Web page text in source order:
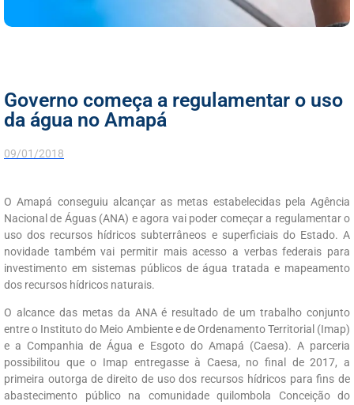
Governo começa a regulamentar o uso
da água no Amapá
09/01/2018
O Amapá conseguiu alcançar as metas estabelecidas pela Agência
Nacional de Águas (ANA) e agora vai poder começar a regulamentar o
uso dos recursos hídricos subterrâneos e superficiais do Estado. A
novidade também vai permitir mais acesso a verbas federais para
investimento em sistemas públicos de água tratada e mapeamento
dos recursos hídricos naturais.
O alcance das metas da ANA é resultado de um trabalho conjunto
entre o Instituto do Meio Ambiente e de Ordenamento Territorial (Imap)
e a Companhia de Água e Esgoto do Amapá (Caesa). A parceria
possibilitou que o Imap entregasse à Caesa, no final de 2017, a
primeira outorga de direito de uso dos recursos hídricos para fins de
abastecimento público na comunidade quilombola Conceição do